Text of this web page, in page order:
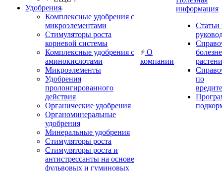
Удобрения
Комплексные удобрения с
микроэлементами
Стимуляторы роста
корневой системы
Комплексные удобрения с
аминокислотами
Микроэлементы
Удобрения
пролонгированного
действия
Органические удобрения
Органоминеральные
удобрения
Минеральные удобрения
Стимуляторы роста
Стимуляторы роста и
антистрессанты на основе
фульвовых и гуминовых
О
компании
информация
Статьи
по